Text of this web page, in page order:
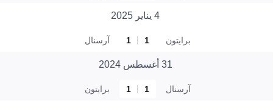
4 يناير 2025
برايتون 1
1 آرسنال
31 أغسطس 2024
آرسنال 1
1 برايتون